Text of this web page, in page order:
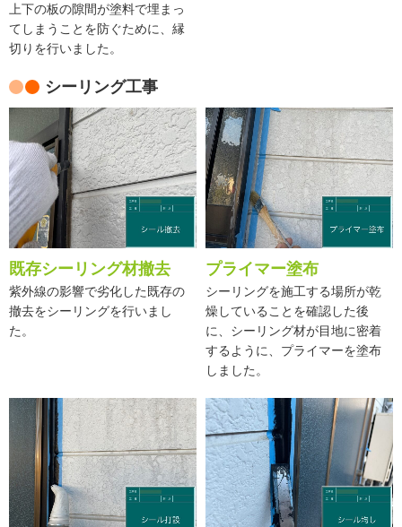
上下の板の隙間が塗料で埋まっ
てしまうことを防ぐために、縁
切りを行いました。
シーリング工事
既存シーリング材撤去
紫外線の影響で劣化した既存の
撤去をシーリングを行いまし
た。
プライマー塗布
シーリングを施工する場所が乾
燥していることを確認した後
に、シーリング材が目地に密着
するように、プライマーを塗布
しました。